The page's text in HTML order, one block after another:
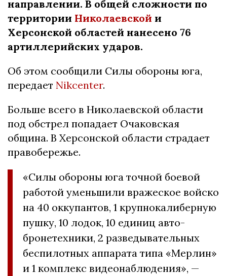
направлении. В общей сложности по
территории Николаевской и
Херсонской областей нанесено 76
артиллерийских ударов.
Об этом сообщили Силы обороны юга,
передает Nikcenter.
Больше всего в Николаевской области
под обстрел попадает Очаковская
община. В Херсонской области страдает
правобережье.
«Силы обороны юга точной боевой
работой уменьшили вражеское войско
на 40 оккупантов, 1 крупнокалиберную
пушку, 10 лодок, 10 единиц авто-
бронетехники, 2 разведывательных
беспилотных аппарата типа «Мерлин»
и 1 комплекс видеонаблюдения», —